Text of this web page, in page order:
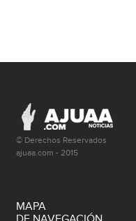
© Derechos Reservados
ajuaa.com - 2015
MAPA